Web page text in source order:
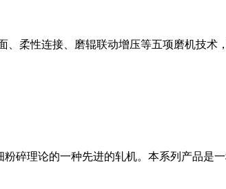
柔性连接、磨辊联动增压等五项磨机技术
碎理论的一种先进的轧机。本系列产品是